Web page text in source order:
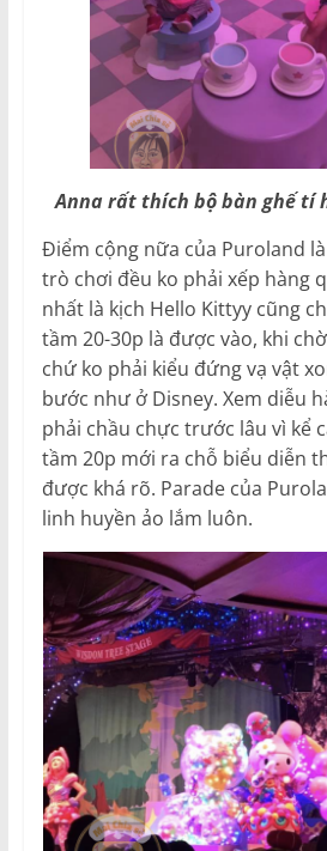
Anna rất thích bộ bàn ghế tí
Điểm cộng nữa của Puroland
trò chơi đều ko phải xếp hàng
nhất là kịch Hello Kittyy cũng
tầm 20-30p là được vào, khi
chứ ko phải kiểu đứng vạ vật
bước như ở Disney. Xem diễu
phải chầu chực trước lâu vì kể
tầm 20p mới ra chỗ biểu diễn
được khá rõ. Parade của
linh huyền ảo lắm luôn.